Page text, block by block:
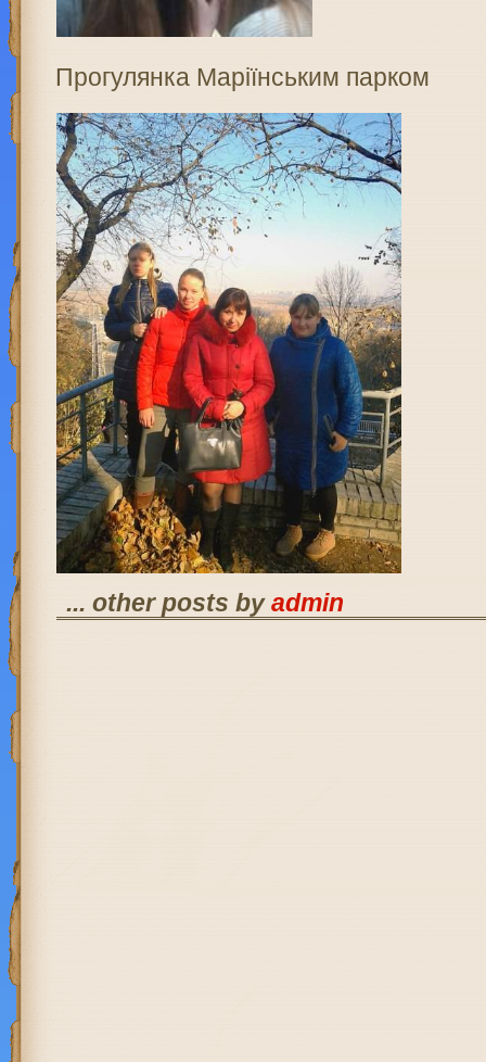
Прогулянка Маріїнським парком
... other posts byadmin